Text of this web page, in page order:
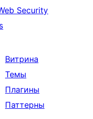
Security
Витрина
Темы
Плагины
Паттерны